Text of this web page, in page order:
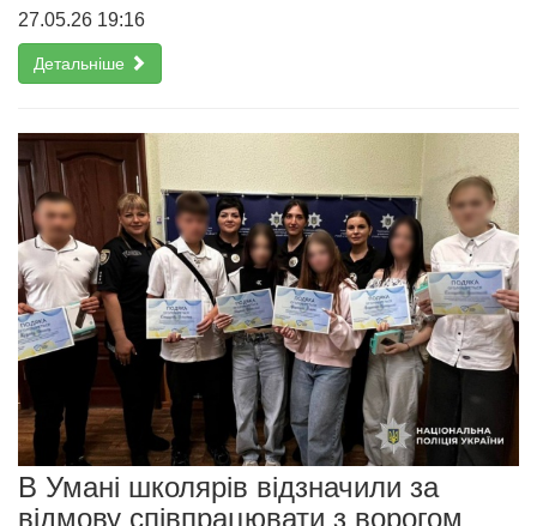
27.05.26 19:16
Детальніше
В Умані школярів відзначили за
відмову співпрацювати з ворогом